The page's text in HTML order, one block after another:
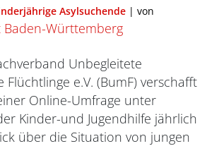
Asylsuchende | von
Baden-Württemberg
Unbegleitete
Flüchtlinge e.V. (BumF) verschafft
Online-Umfrage unter
Kinder-und Jugendhilfe jährlich
über die Situation von jungen